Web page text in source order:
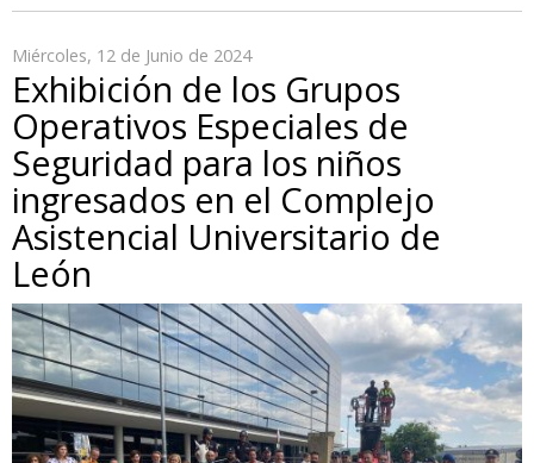
Miércoles, 12 de Junio de 2024
Exhibición de los Grupos
Operativos Especiales de
Seguridad para los niños
ingresados en el Complejo
Asistencial Universitario de
León